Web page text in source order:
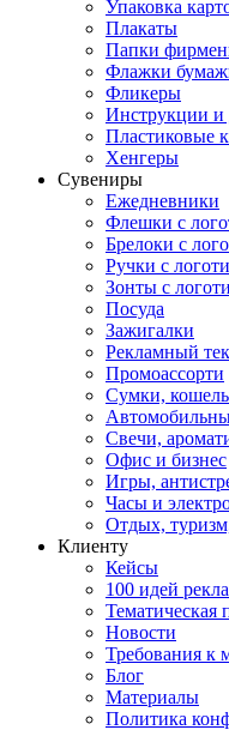
Упаковка
Плакаты
Папки
Флажки
Фликеры
Инструкции и
Пластиковые
Хенгеры
Сувениры
Ежедневники
Флешки с
Брелоки с
Ручки с
Зонты с
Посуда
Зажигалки
Рекламный
Промоассорти
Сумки,
Свечи,
Офис и бизнес
Игры,
Часы и
Отдых,
Клиенту
Кейсы
100 идей
Тематическая
Новости
Требования к
Блог
Материалы
Политика